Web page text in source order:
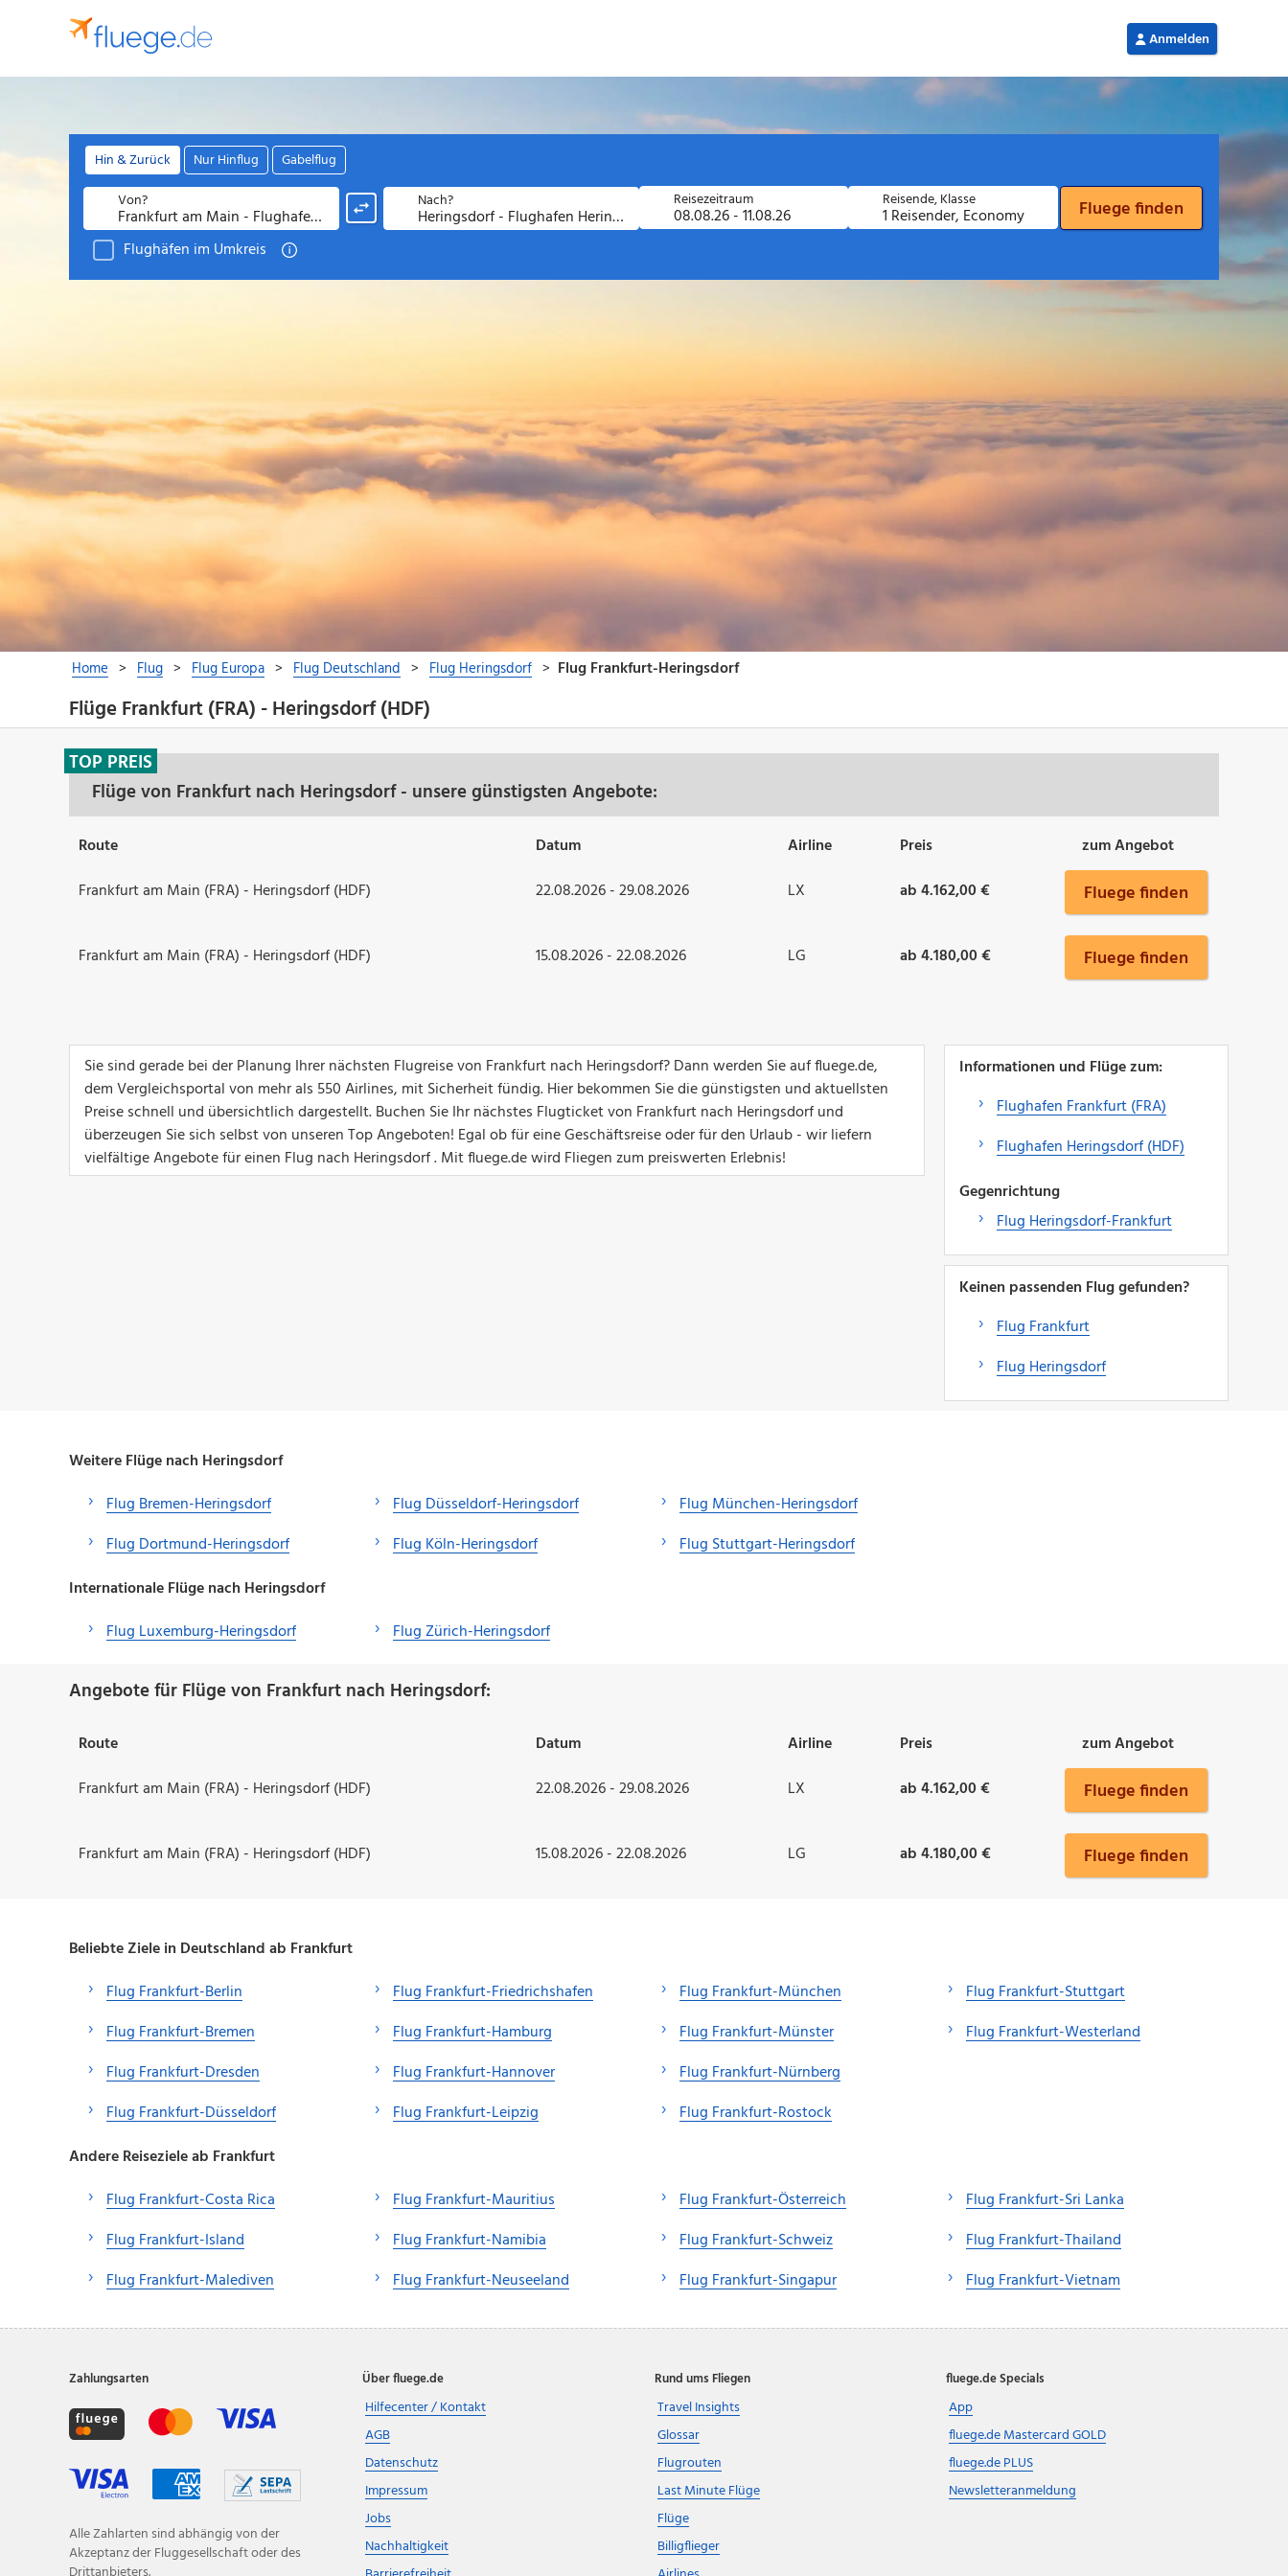
Flüge Frankfurt (FRA) - Heringsdorf (HDF)
Flüge von Frankfurt nach Heringsdorf - unsere günstigsten Angebote:
TOP PREIS
Route Datum Airline Preis
zum Angebot
Frankfurt am Main (FRA) - Heringsdorf (HDF)
22.08.2026 - 29.08.2026 LX ab 4.162,00 € Fluege finden
Frankfurt am Main (FRA) - Heringsdorf (HDF) 15.08.2026 - 22.08.2026 LG ab 4.180,00 € Fluege finden
Sie sind gerade bei der Planung Ihrer nächsten Flugreise von Frankfurt nach Heringsdorf? Dann werden Sie auf fluege.de,
dem Vergleichsportal von mehr als 550 Airlines, mit Sicherheit fündig. Hier bekommen Sie die günstigsten und aktuellsten
Preise schnell und übersichtlich dargestellt. Buchen Sie Ihr nächstes Flugticket von Frankfurt nach Heringsdorf und
überzeugen Sie sich selbst von unseren Top Angeboten! Egal ob für eine Geschäftsreise oder für den Urlaub - wir liefern
vielfältige Angebote für einen Flug nach Heringsdorf . Mit fluege.de wird Fliegen zum preiswerten Erlebnis!
Informationen und Flüge zum:
Flughafen Frankfurt (FRA)
Flughafen Heringsdorf (HDF)
Gegenrichtung
Flug Heringsdorf-Frankfurt
Keinen passenden Flug gefunden?
Flug Frankfurt
Flug Heringsdorf
Weitere Flüge nach Heringsdorf
Flug Bremen-Heringsdorf
Flug Dortmund-Heringsdorf
Flug Düsseldorf-Heringsdorf
Flug Köln-Heringsdorf
Flug München-Heringsdorf
Flug Stuttgart-Heringsdorf
Internationale Flüge nach Heringsdorf
Flug Luxemburg-Heringsdorf
Flug Zürich-Heringsdorf
Angebote für Flüge von Frankfurt nach Heringsdorf:
Route Datum Airline Preis
zum Angebot
Frankfurt am Main (FRA) - Heringsdorf (HDF)
22.08.2026 - 29.08.2026 LX ab 4.162,00 € Fluege finden
Frankfurt am Main (FRA) - Heringsdorf (HDF) 15.08.2026 - 22.08.2026 LG ab 4.180,00 € Fluege finden
Beliebte Ziele in Deutschland ab Frankfurt
Flug Frankfurt-Berlin
Flug Frankfurt-Bremen
Flug Frankfurt-Dresden
Flug Frankfurt-Düsseldorf
Flug Frankfurt-Friedrichshafen
Flug Frankfurt-Hamburg
Flug Frankfurt-Hannover
Flug Frankfurt-Leipzig
Flug Frankfurt-München
Flug Frankfurt-Münster
Flug Frankfurt-Nürnberg
Flug Frankfurt-Rostock
Flug Frankfurt-Stuttgart
Flug Frankfurt-Westerland
Andere Reiseziele ab Frankfurt
Flug Frankfurt-Costa Rica
Flug Frankfurt-Island
Flug Frankfurt-Malediven
Flug Frankfurt-Mauritius
Flug Frankfurt-Namibia
Flug Frankfurt-Neuseeland
Flug Frankfurt-Österreich
Flug Frankfurt-Schweiz
Flug Frankfurt-Singapur
Flug Frankfurt-Sri Lanka
Flug Frankfurt-Thailand
Flug Frankfurt-Vietnam